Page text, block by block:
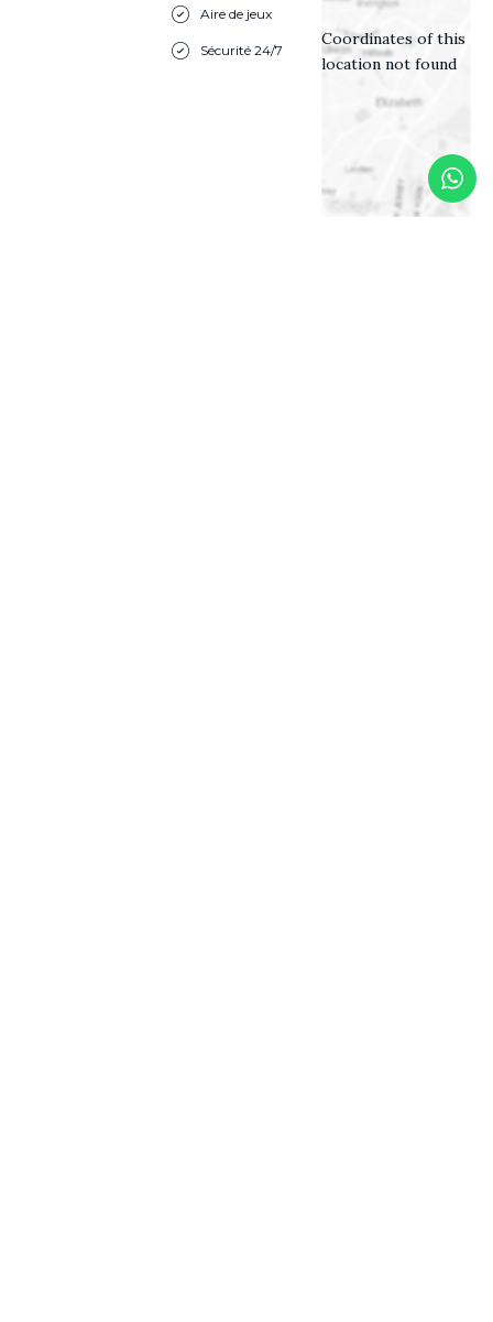
Aire de jeux
Sécurité 24/7
Coordinates of this
location not found